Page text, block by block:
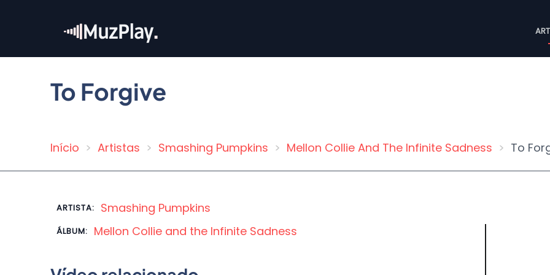
conteúdo
To Forgive
Trilha
navegação
Início Artistas Smashing Pumpkins Mellon Collie And The Infinite Sadness To
ARTISTA: Smashing Pumpkins
ÁLBUM: Mellon Collie and the Infinite Sadness